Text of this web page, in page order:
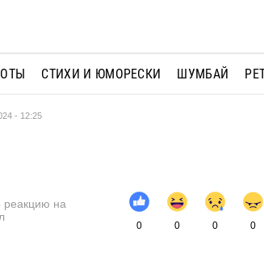
СТИХИ И ЮМОРЕСКИ ШУМБАЙ
- 12:25
реакцию на
0 0 0 0